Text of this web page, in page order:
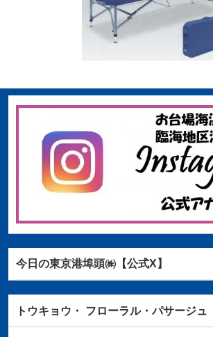
今日の東京港埠頭㈱【公式X】
トウキョウ・ フローラル・パサージュ